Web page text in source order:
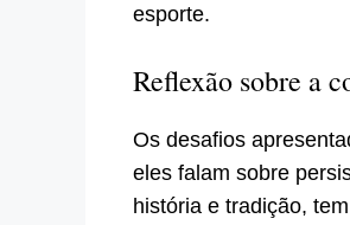
esporte.
Reflexão sobre a
Os desafios
eles falam sobre
história e tradição,